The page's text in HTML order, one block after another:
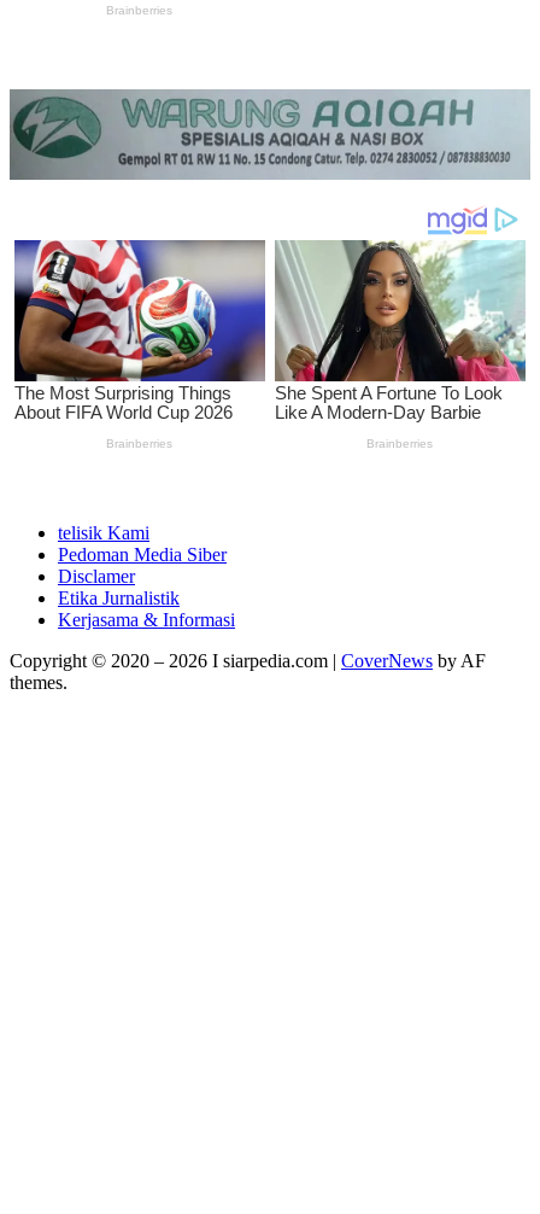
telisik Kami
Pedoman Media Siber
Disclamer
Etika Jurnalistik
Kerjasama & Informasi
Copyright © 2020 – 2026 I siarpedia.com | CoverNews by AF
themes.